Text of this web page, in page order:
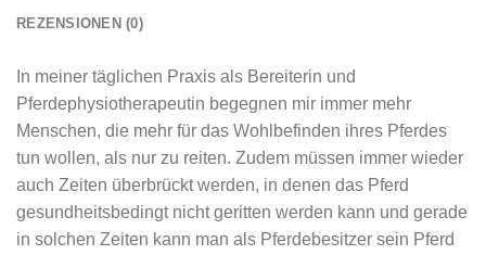
REZENSIONEN (0)
In meiner täglichen Praxis als Bereiterin und
Pferdephysiotherapeutin begegnen mir immer mehr
Menschen, die mehr für das Wohlbefinden ihres Pferdes
tun wollen, als nur zu reiten. Zudem müssen immer wieder
auch Zeiten überbrückt werden, in denen das Pferd
gesundheitsbedingt nicht geritten werden kann und gerade
in solchen Zeiten kann man als Pferdebesitzer sein Pferd